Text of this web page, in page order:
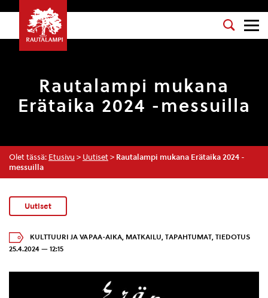
Rautalampi mukana
Erätaika 2024 -messuilla
Olet tässä: Etusivu > Uutiset > Rautalampi mukana Erätaika 2024 -
messuilla
Uutiset
KULTTUURI JA VAPAA-AIKA, MATKAILU, TAPAHTUMAT, TIEDOTUS
25.4.2024 — 12:15